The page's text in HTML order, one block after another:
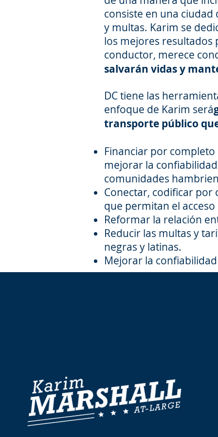
consiste en una
y multas. Karim se
los mejores resultados
conductor, merece
salvarán vidas y
DC tiene las
enfoque de Karim será
transporte público
Financiar por
mejorar la
comunidades
Conectar, codificar
que permitan el
Reformar la relación
Reducir las multas y
negras y latinas.
Mejorar la
DE KARIM